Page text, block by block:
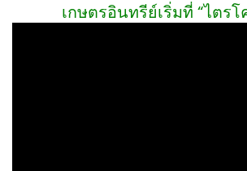
เกษตรอินทรีย์เริ่มที่ “ไตรโ